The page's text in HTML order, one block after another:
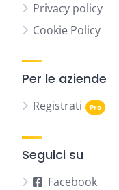
Privacy policy
Cookie Policy
Per le aziende
Registrati
Seguici su
Facebook